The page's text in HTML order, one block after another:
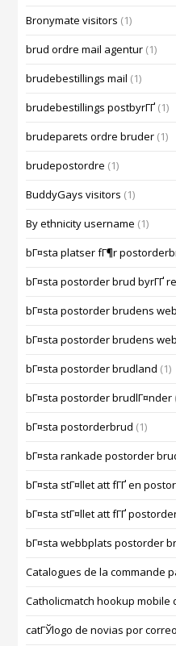
Bronymate visitors (1)
brud ordre mail agentur (1)
brudebestillings mail (1)
brudebestillings postbyrГҐ (1)
brudeparets ordre bruder (1)
brudepostordre (1)
BuddyGays visitors (1)
By ethnicity username (1)
bГ¤sta platser fГ¶r
bГ¤sta postorder brud byrГҐ
bГ¤sta postorder brudens
bГ¤sta postorder brudens
bГ¤sta postorder brudland (1)
bГ¤sta postorder brudlГ¤nder
bГ¤sta postorderbrud (1)
bГ¤sta rankade postorder
bГ¤sta stГ¤llet att fГҐ en
bГ¤sta stГ¤llet att fГҐ
bГ¤sta webbplats postorder
Catalogues de la commande
Catholicmatch hookup mobile
catГЎlogo de novias por correo